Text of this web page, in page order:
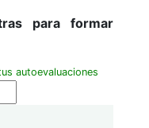
para formar
autoevaluaciones